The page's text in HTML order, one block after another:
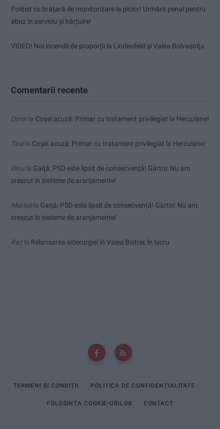
Polițist cu brățară de monitorizare la picior! Urmărit penal pentru
abuz în serviciu și hărțuire!
VIDEO! Noi incendii de proporții la Lindenfeld și Valea Bolvașnița
Comentarii recente
Dorin la Coșei acuză: Primar cu tratament privilegiat la Herculane!
Tica la Coșei acuză: Primar cu tratament privilegiat la Herculane!
Dinu la Gaiţă: PSD este lipsit de consecvență! Gârtoi: Nu am
crescut în sisteme de aranjamente!
Mariusla Gaiţă: PSD este lipsit de consecvență! Gârtoi: Nu am
crescut în sisteme de aranjamente!
Razla Relansarea siderurgiei în Valea Bistrei, în lucru
TERMENI ȘI CONDIȚII POLITICA DE CONFIDENȚIALITATE
FOLOSINȚA COOKIE-URILOR CONTACT